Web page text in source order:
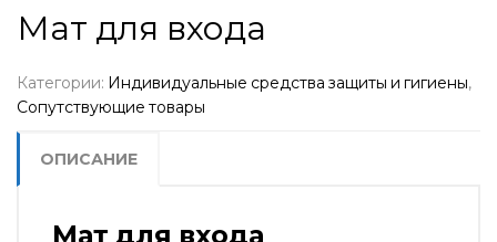
Мат для входа
Категории: Индивидуальные средства защиты и гигиены,
Сопутствующие товары
ОПИСАНИЕ
Мат для входа